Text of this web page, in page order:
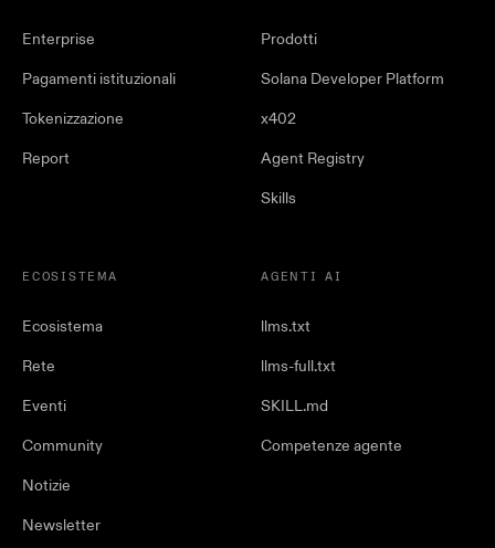
Enterprise
Pagamenti istituzionali
Tokenizzazione
Report
Prodotti
Solana Developer Platform
x402
Agent Registry
Skills
ECOSISTEMA
Ecosistema
Rete
Eventi
Community
Notizie
Newsletter
AGENTI AI
llms.txt
llms-full.txt
SKILL.md
Competenze agente